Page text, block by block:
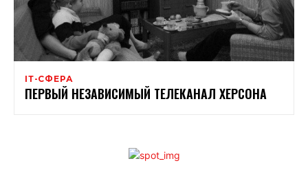
ІТ-СФЕРА
ПЕРВЫЙ НЕЗАВИСИМЫЙ ТЕЛЕКАНАЛ ХЕРСОНА